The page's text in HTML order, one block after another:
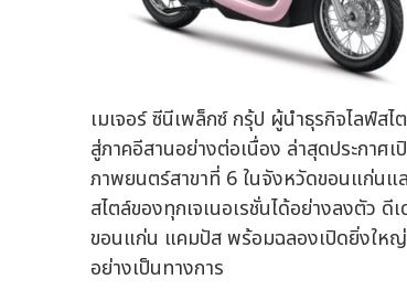
เมเจอร์ ซีนีเพล็กซ์ กรุ้ป ผู้นำธุรกิจไลฟ์ส
สู่ภาคอีสานอย่างต่อเนื่อง ล่าสุดประกาศ
ภาพยนตร์สาขาที่ 6 ในจังหวัดขอนแก่นแ
สไตล์ของทุกเจเนอเรชั่นได้อย่างลงตัว
ขอนแก่น แคมปัส พร้อมฉลองเปิดยิ่งให
อย่างเป็นทางการ